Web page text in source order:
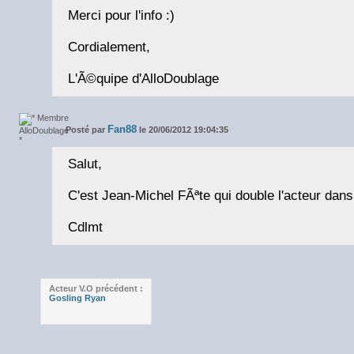
Merci pour l'info :)
Cordialement,
L'Ã©quipe d'AlloDoublage
Posté par Fan88 le 20/06/2012 19:04:35
Salut,
C'est Jean-Michel FÃªte qui double l'acteur
Cdlmt
Acteur V.O précédent :
Gosling Ryan